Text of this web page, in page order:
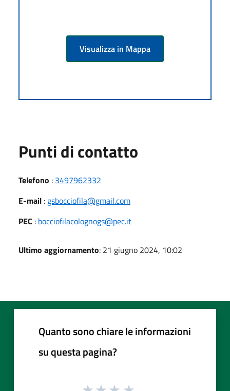
Visualizza in Mappa
Punti di contatto
Telefono : 3497962332
E-mail : gsbocciofila@gmail.com
PEC : bocciofilacolognogs@pec.it
Ultimo aggiornamento: 21 giugno 2024, 10:02
Quanto sono chiare le informazioni
su questa pagina?